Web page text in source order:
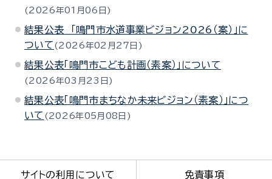
2026年01月06日
結果公表 「鳴門市水道事業ビジョン2026（案）」に
ついて
2026年02月27日
結果公表「鳴門市こども計画（素案）」について
2026年03月23日
結果公表「鳴門市まちなか未来ビジョン（素案）」につ
いて
2026年05月08日
サイトの利用について 免責事項